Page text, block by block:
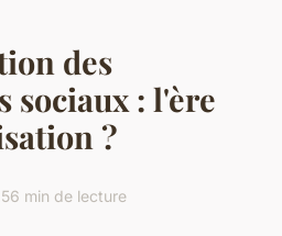
des
sociaux : l'ère
?
6 min de lecture